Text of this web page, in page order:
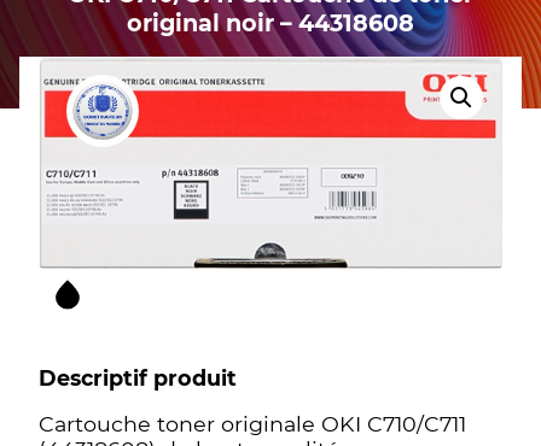
original noir – 44318608
Descriptif produit
Cartouche toner originale OKI C710/C711